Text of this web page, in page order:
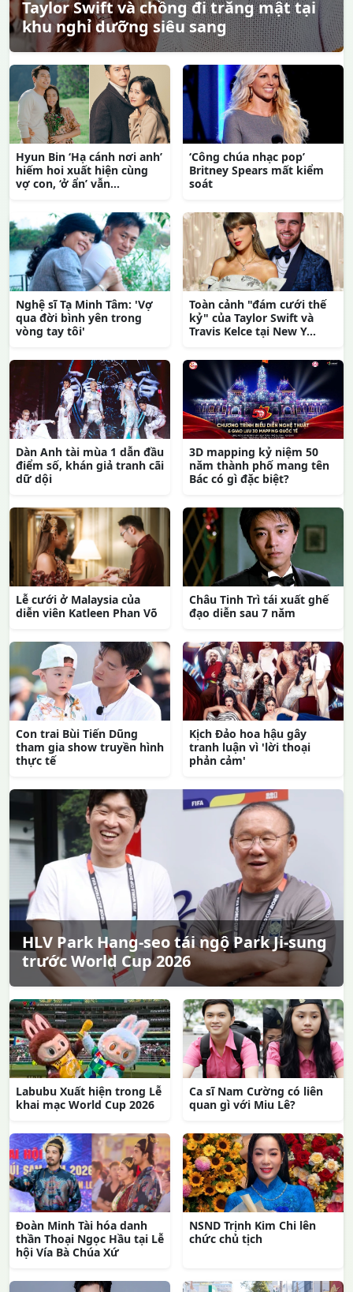
Taylor Swift và chồng đi trăng mật tại
khu nghỉ dưỡng siêu sang
Hyun Bin ‘Hạ cánh nơi anh’
hiếm hoi xuất hiện cùng
vợ con, ‘ở ẩn’ vẫn...
‘Công chúa nhạc pop’
Britney Spears mất kiểm
soát
Nghệ sĩ Tạ Minh Tâm: 'Vợ
qua đời bình yên trong
vòng tay tôi'
Toàn cảnh "đám cưới thế
kỷ" của Taylor Swift và
Travis Kelce tại New Y...
Dàn Anh tài mùa 1 dẫn đầu
điểm số, khán giả tranh cãi
dữ dội
3D mapping kỷ niệm 50
năm thành phố mang tên
Bác có gì đặc biệt?
Lễ cưới ở Malaysia của
diễn viên Katleen Phan Võ
Châu Tinh Trì tái xuất ghế
đạo diễn sau 7 năm
Con trai Bùi Tiến Dũng
tham gia show truyền hình
thực tế
Kịch Đảo hoa hậu gây
tranh luận vì 'lời thoại
phản cảm'
HLV Park Hang-seo tái ngộ Park Ji-sung
trước World Cup 2026
Labubu Xuất hiện trong Lễ
khai mạc World Cup 2026
Ca sĩ Nam Cường có liên
quan gì với Miu Lê?
Đoàn Minh Tài hóa danh
thần Thoại Ngọc Hầu tại Lễ
hội Vía Bà Chúa Xứ
NSND Trịnh Kim Chi lên
chức chủ tịch